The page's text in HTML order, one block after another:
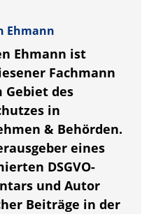
Ehmann
Ehmann ist
Fachmann
Gebiet des
in
& Behörden.
eines
DSGVO-
und Autor
Beiträge in der